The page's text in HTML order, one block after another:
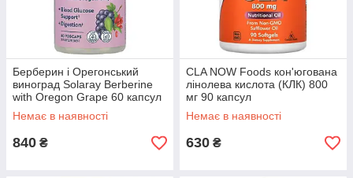
Берберин і Орегонський
виноград Solaray Berberine
with Oregon Grape 60 капсул
Немає в наявності
840 ₴
CLA NOW Foods кон'югована
лінолева кислота (КЛК) 800
мг 90 капсул
Немає в наявності
630 ₴